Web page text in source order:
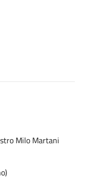
Milo Martani